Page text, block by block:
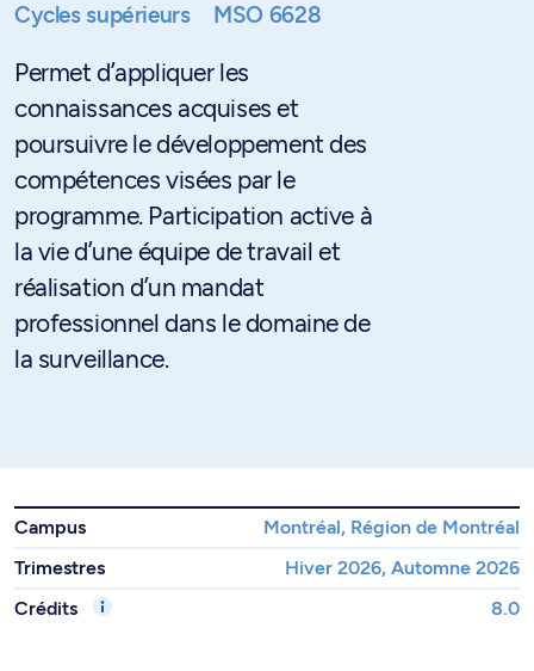
Cycles supérieurs MSO 6628
Permet d’appliquer les
connaissances acquises et
poursuivre le développement des
compétences visées par le
programme. Participation active à
la vie d’une équipe de travail et
réalisation d’un mandat
professionnel dans le domaine de
la surveillance.
Campus
Montréal, Région de Montréal
Trimestres
Hiver 2026, Automne 2026
Crédits
8.0